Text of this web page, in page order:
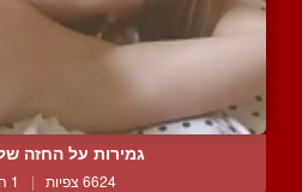
גמירות על החזה
6624 צפיות | 1 המלצות